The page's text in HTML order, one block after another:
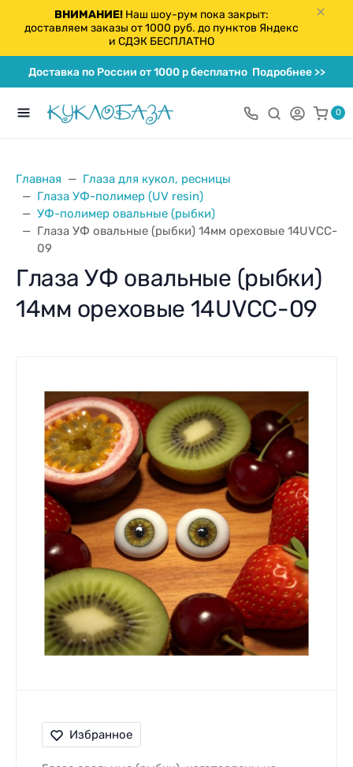
ВНИМАНИЕ!Наш шоу-рум пока закрыт:
доставляем заказы от 1000 руб. до пунктов Яндекс
и СДЭК БЕСПЛАТНО
Доставка по России от 1000 р бесплатноПодробнее >>
0
Главная
Глаза для кукол, ресницы
Глаза УФ-полимер (UV resin)
УФ-полимер овальные (рыбки)
Глаза УФ овальные (рыбки) 14мм ореховые 14UVCC-
09
Глаза УФ овальные (рыбки)
14мм ореховые 14UVCC-09
Избранное